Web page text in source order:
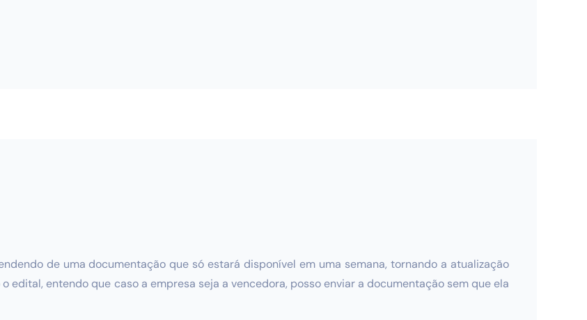
de uma documentação que só estará disponível em uma semana, tornando a atualização
edital, entendo que caso a empresa seja a vencedora, posso enviar a documentação sem que ela